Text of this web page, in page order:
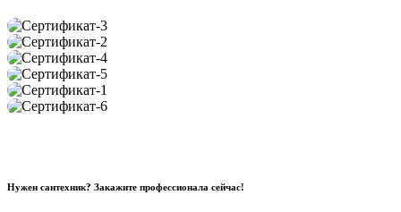
Нужен сантехник? Закажите профессионала сейчас!